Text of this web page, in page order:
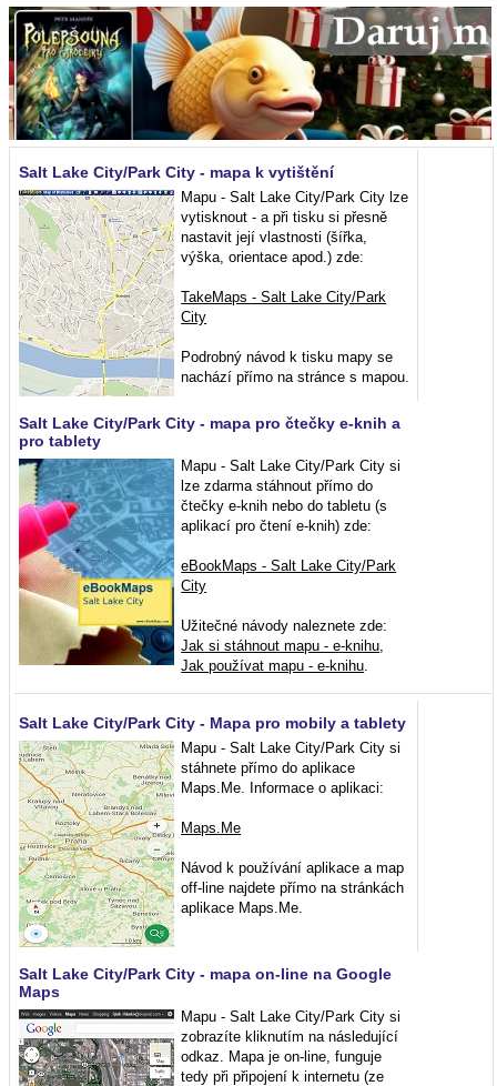
Salt Lake City/Park City - mapa k vytištění
Mapu - Salt Lake City/Park City lze
vytisknout - a při tisku si přesně
nastavit její vlastnosti (šířka,
výška, orientace apod.) zde:
TakeMaps - Salt Lake City/Park
City
Podrobný návod k tisku mapy se
nachází přímo na stránce s mapou.
Salt Lake City/Park City - mapa pro čtečky e-knih a
pro tablety
Mapu - Salt Lake City/Park City si
lze zdarma stáhnout přímo do
čtečky e-knih nebo do tabletu (s
aplikací pro čtení e-knih) zde:
eBookMaps - Salt Lake City/Park
City
Užitečné návody naleznete zde:
Jak si stáhnout mapu - e-knihu,
Jak používat mapu - e-knihu.
Salt Lake City/Park City - Mapa pro mobily a tablety
Mapu - Salt Lake City/Park City si
stáhnete přímo do aplikace
Maps.Me. Informace o aplikaci:
Maps.Me
Návod k používání aplikace a map
off-line najdete přímo na stránkách
aplikace Maps.Me.
Salt Lake City/Park City - mapa on-line na Google
Maps
Mapu - Salt Lake City/Park City si
zobrazíte kliknutím na následující
odkaz. Mapa je on-line, funguje
tedy při připojení k internetu (ze